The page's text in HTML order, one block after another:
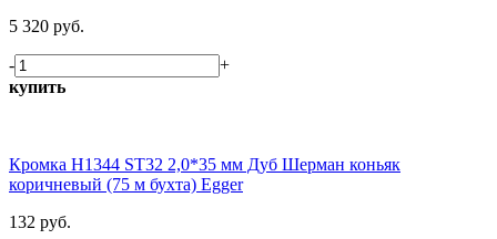
5 320 руб.
-
+
купить
Кромка H1344 ST32 2,0*35 мм Дуб Шерман коньяк
коричневый (75 м бухта) Egger
132 руб.